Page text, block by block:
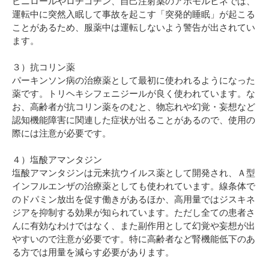
運転中に突然入眠して事故を起こす「突発的睡眠」が起こる
ことがあるため、服薬中は運転しないよう警告が出されてい
ます。
３）抗コリン薬
パーキンソン病の治療薬として最初に使われるようになった
薬です。トリヘキシフェニジールが良く使われています。な
お、高齢者が抗コリン薬をのむと、物忘れや幻覚・妄想など
認知機能障害に関連した症状が出ることがあるので、使用の
際には注意が必要です。
４）塩酸アマンタジン
塩酸アマンタジンは元来抗ウイルス薬として開発され、Ａ型
インフルエンザの治療薬としても使われています。線条体で
のドパミン放出を促す働きがあるほか、高用量ではジスキネ
ジアを抑制する効果が知られています。ただし全ての患者さ
んに有効なわけではなく、また副作用として幻覚や妄想が出
やすいので注意が必要です。特に高齢者など腎機能低下のあ
る方では用量を減らす必要があります。